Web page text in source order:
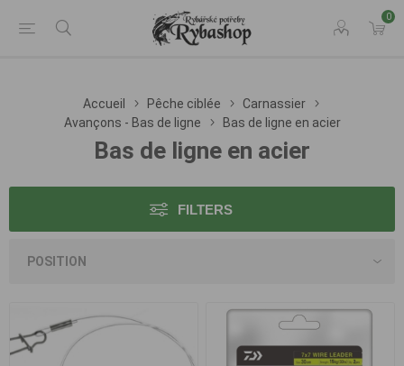
0
Accueil Pêche ciblée
Carnassier
Avançons - Bas de ligne
Bas de ligne en acier
Bas de ligne en acier
FILTERS